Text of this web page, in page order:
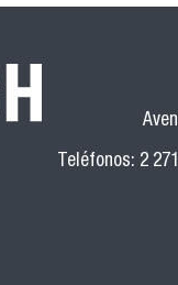
Teléfonos: 2